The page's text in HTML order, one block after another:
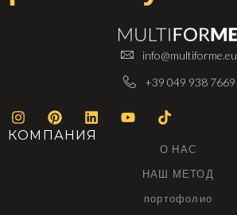
info@multiforme.eu
+39 049 938 7669
КОМПАНИЯ
О НАС
НАШ МЕТОД
портофолио